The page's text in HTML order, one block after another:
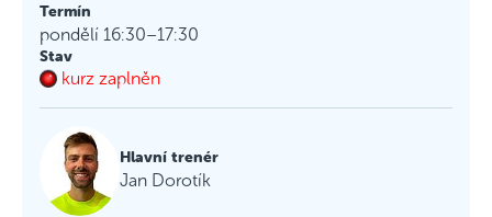
Termín
pondělí 16:30–17:30
Stav
kurz zaplněn
Hlavní trenér
Jan Dorotík